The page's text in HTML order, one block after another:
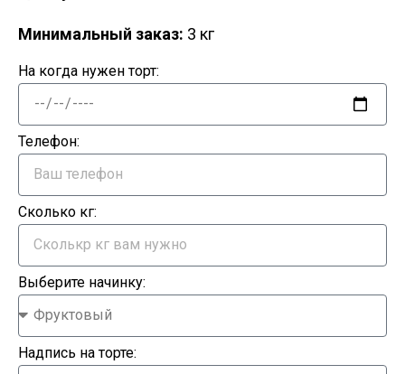
Минимальный заказ: 3 кг
На когда нужен торт:
Телефон:
Сколько кг:
Выберите начинку:
Надпись на торте: